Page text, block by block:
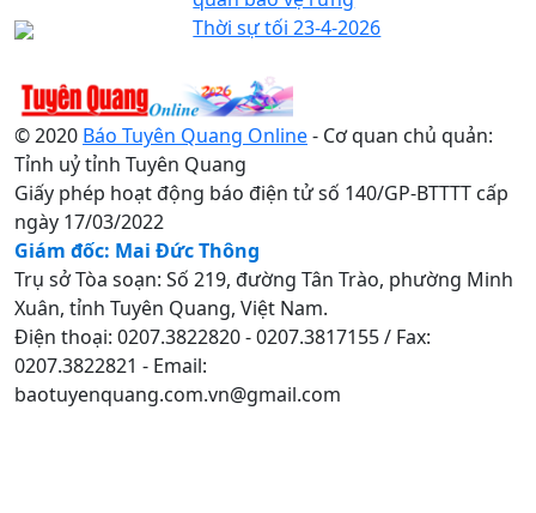
Thời sự tối 23-4-2026
© 2020 Báo Tuyên Quang Online- Cơ quan chủ quản:
Tỉnh uỷ tỉnh Tuyên Quang
Giấy phép hoạt động báo điện tử số 140/GP-BTTTT cấp
ngày 17/03/2022
Giám đốc: Mai Đức Thông
Trụ sở Tòa soạn: Số 219, đường Tân Trào, phường Minh
Xuân, tỉnh Tuyên Quang, Việt Nam.
Điện thoại: 0207.3822820 - 0207.3817155 / Fax:
0207.3822821 - Email:
baotuyenquang.com.vn@gmail.com